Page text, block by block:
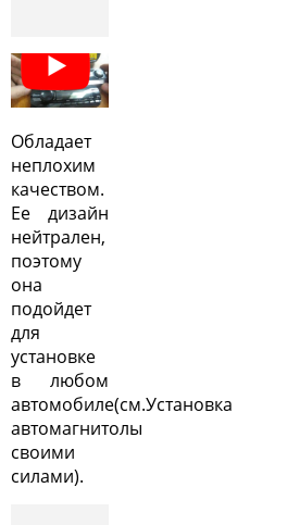
Обладает
неплохим
качеством.
Ее дизайн
нейтрален,
поэтому
она
подойдет
для
установке
в любом
автомобиле(см.Установка
автомагнитолы
своими
силами).